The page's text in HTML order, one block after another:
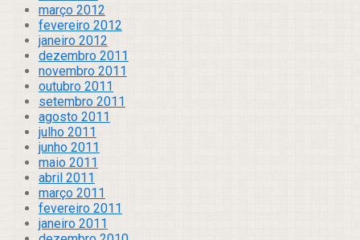
março 2012
fevereiro 2012
janeiro 2012
dezembro 2011
novembro 2011
outubro 2011
setembro 2011
agosto 2011
julho 2011
junho 2011
maio 2011
abril 2011
março 2011
fevereiro 2011
janeiro 2011